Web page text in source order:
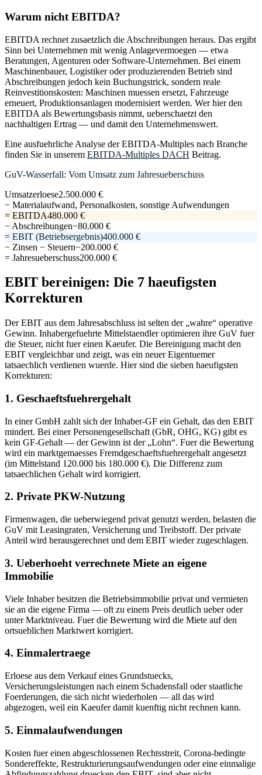
Warum nicht EBITDA?
EBITDA rechnet zusaetzlich die Abschreibungen heraus. Das ergibt
Sinn bei Unternehmen mit wenig Anlagevermoegen — etwa
Beratungen, Agenturen oder Software-Unternehmen. Bei einem
Maschinenbauer, Logistiker oder produzierenden Betrieb sind
Abschreibungen jedoch kein Buchungstrick, sondern reale
Reinvestitionskosten: Maschinen muessen ersetzt, Fahrzeuge
erneuert, Produktionsanlagen modernisiert werden. Wer hier den
EBITDA als Bewertungsbasis nimmt, ueberschaetzt den
nachhaltigen Ertrag — und damit den Unternehmenswert.
Eine ausfuehrliche Analyse der EBITDA-Multiples nach Branche
finden Sie in unserem EBITDA-Multiples DACH Beitrag.
GuV-Wasserfall: Vom Umsatz zum Jahresueberschuss
Umsatzerloese2.500.000 €
− Materialaufwand, Personalkosten, sonstige Aufwendungen
= EBITDA480.000 €
− Abschreibungen−80.000 €
= EBIT (Betriebsergebnis)400.000 €
− Zinsen − Steuern−200.000 €
= Jahresueberschuss200.000 €
EBIT bereinigen: Die 7 haeufigsten
Korrekturen
Der EBIT aus dem Jahresabschluss ist selten der „wahre“ operative
Gewinn. Inhabergefuehrte Mittelstaendler optimieren ihre GuV fuer
die Steuer, nicht fuer einen Kaeufer. Die Bereinigung macht den
EBIT vergleichbar und zeigt, was ein neuer Eigentuemer
tatsaechlich verdienen wuerde. Hier sind die sieben haeufigsten
Korrekturen:
1. Geschaeftsfuehrergehalt
In einer GmbH zahlt sich der Inhaber-GF ein Gehalt, das den EBIT
mindert. Bei einer Personengesellschaft (GbR, OHG, KG) gibt es
kein GF-Gehalt — der Gewinn ist der „Lohn“. Fuer die Bewertung
wird ein marktgemaesses Fremdgeschaeftsfuehrergehalt angesetzt
(im Mittelstand 120.000 bis 180.000 €). Die Differenz zum
tatsaechlichen Gehalt wird korrigiert.
2. Private PKW-Nutzung
Firmenwagen, die ueberwiegend privat genutzt werden, belasten die
GuV mit Leasingraten, Versicherung und Treibstoff. Der private
Anteil wird herausgerechnet und dem EBIT wieder zugeschlagen.
3. Ueberhoeht verrechnete Miete an eigene
Immobilie
Viele Inhaber besitzen die Betriebsimmobilie privat und vermieten
sie an die eigene Firma — oft zu einem Preis deutlich ueber oder
unter Marktniveau. Fuer die Bewertung wird die Miete auf den
ortsueblichen Marktwert korrigiert.
4. Einmalertraege
Erloese aus dem Verkauf eines Grundstuecks,
Versicherungsleistungen nach einem Schadensfall oder staatliche
Foerderungen, die sich nicht wiederholen — all das wird
abgezogen, weil ein Kaeufer damit kuenftig nicht rechnen kann.
5. Einmalaufwendungen
Kosten fuer einen abgeschlossenen Rechtsstreit, Corona-bedingte
Sondereffekte, Restrukturierungsaufwendungen oder eine einmalige